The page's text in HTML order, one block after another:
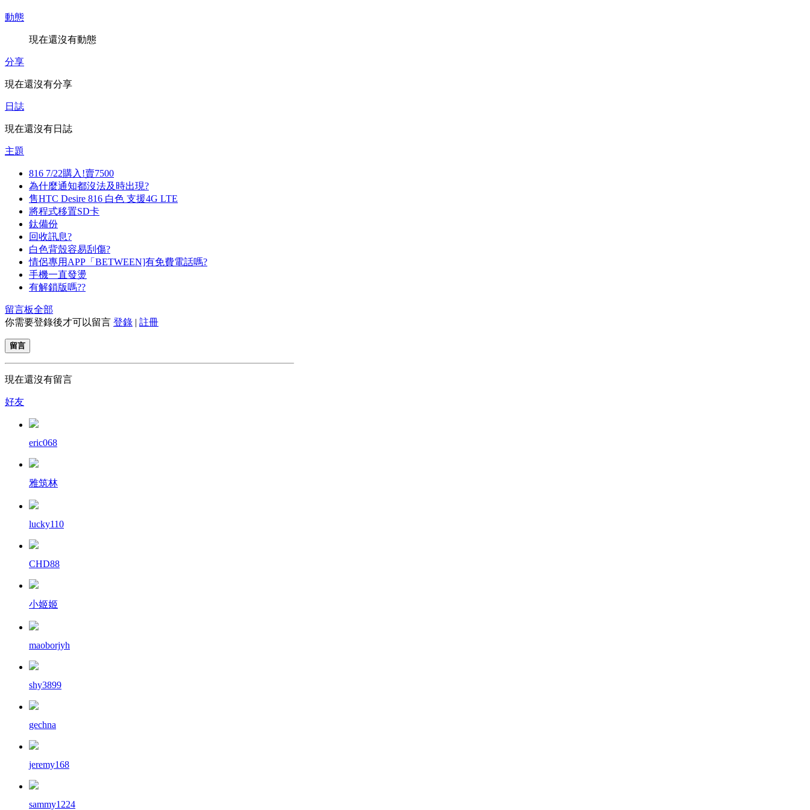
動態
現在還沒有動態
分享
現在還沒有分享
日誌
現在還沒有日誌
主題
816 7/22購入!賣7500
為什麼通知都沒法及時出現?
售HTC Desire 816 白色 支援4G LTE
將程式移置SD卡
鈦備份
回收訊息?
白色背殼容易刮傷?
情侶專用APP「BETWEEN]有免費電話嗎?
手機一直發燙
有解鎖版嗎??
留言板全部
你需要登錄後才可以留言 登錄 | 註冊
留言
現在還沒有留言
好友
eric068
雅筑林
lucky110
CHD88
小姬姬
maoborjyh
shy3899
gechna
jeremy168
sammy1224